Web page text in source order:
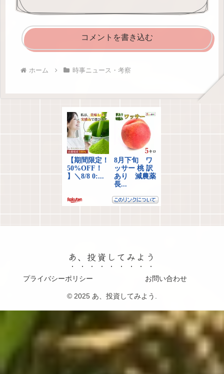
コメントを書き込む
ホーム 時事ニュース・考察
あ、投資してみよう
プライバシーポリシー お問い合わせ
© 2025 あ、投資してみよう.